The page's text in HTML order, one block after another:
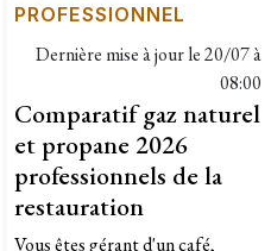
PROFESSIONNEL
Dernière mise à jour le20/07 à
08:00
Comparatif gaz naturel
et propane 2026
professionnels de la
restauration
Vous êtes gérant d'un café,